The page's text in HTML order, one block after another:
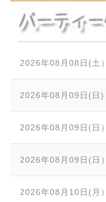
2026年08月08日(土）
2026年08月09日(日)
2026年08月09日(日）
2026年08月09日(日）
2026年08月10日(月）